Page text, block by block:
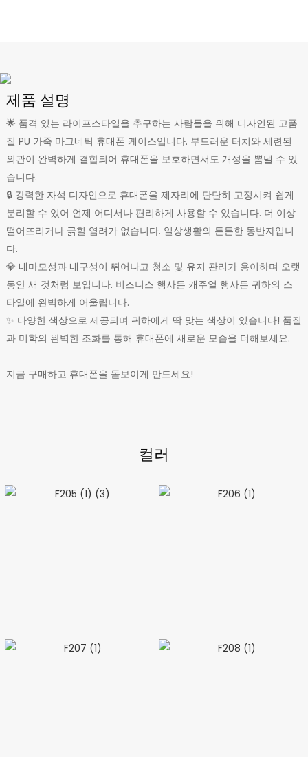
제품 설명
🌟 품격 있는 라이프스타일을 추구하는 사람들을 위해 디자인된 고품
질 PU 가죽 마그네틱 휴대폰 케이스입니다. 부드러운 터치와 세련된
외관이 완벽하게 결합되어 휴대폰을 보호하면서도 개성을 뽐낼 수 있
습니다.
🔒 강력한 자석 디자인으로 휴대폰을 제자리에 단단히 고정시켜 쉽게
분리할 수 있어 언제 어디서나 편리하게 사용할 수 있습니다. 더 이상
떨어뜨리거나 긁힐 염려가 없습니다. 일상생활의 든든한 동반자입니
다.
💎 내마모성과 내구성이 뛰어나고 청소 및 유지 관리가 용이하며 오랫
동안 새 것처럼 보입니다. 비즈니스 행사든 캐주얼 행사든 귀하의 스
타일에 완벽하게 어울립니다.
✨ 다양한 색상으로 제공되며 귀하에게 딱 맞는 색상이 있습니다! 품질
과 미학의 완벽한 조화를 통해 휴대폰에 새로운 모습을 더해보세요.
지금 구매하고 휴대폰을 돋보이게 만드세요!
컬러